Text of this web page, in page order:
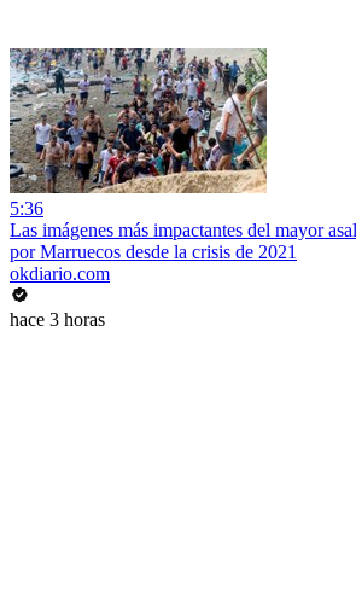
5:36
Las imágenes más impactantes del mayor
por Marruecos desde la crisis de 2021
okdiario.com
hace 3 horas